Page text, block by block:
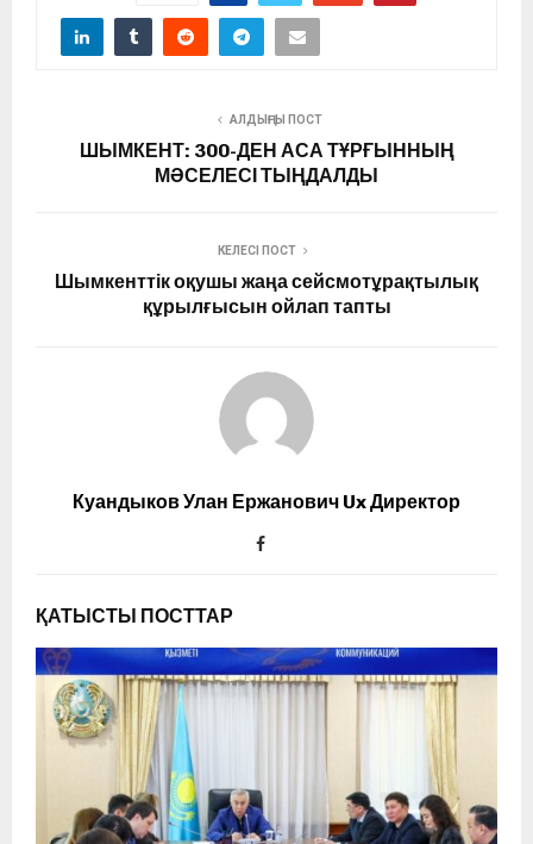
АЛДЫҢҒЫ ПОСТ
ШЫМКЕНТ: 300-ДЕН АСА ТҰРҒЫННЫҢ
МӘСЕЛЕСІ ТЫҢДАЛДЫ
КЕЛЕСІ ПОСТ
Шымкенттік оқушы жаңа сейсмотұрақтылық​
құрылғысын ойлап тапты
Куандыков Улан Ержанович Ux Директор
ҚАТЫСТЫ ПОСТТАР